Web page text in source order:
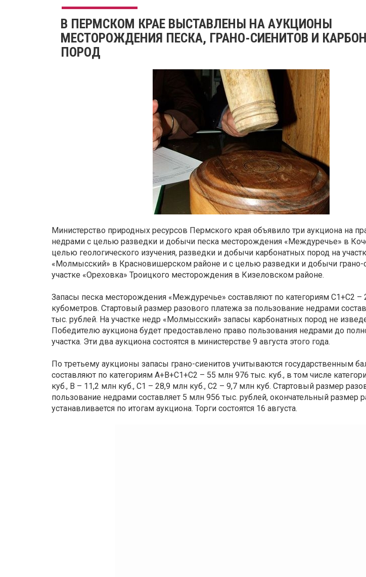
В ПЕРМСКОМ КРАЕ ВЫСТАВЛЕНЫ НА АУКЦИОНЫ
МЕСТОРОЖДЕНИЯ ПЕСКА, ГРАНО-СИЕНИТОВ И
ПОРОД
Министерство природных ресурсов Пермского края объявило три аукциона на
недрами с целью разведки и добычи песка месторождения «Междуречье» в
целью геологического изучения, разведки и добычи карбонатных пород на
«Молмысский» в Красновишерском районе и с целью разведки и добычи грано-
участке «Ореховка» Троицкого месторождения в Кизеловском районе.
Запасы песка месторождения «Междуречье» составляют по категориям С1+С2 –
кубометров. Стартовый размер разового платежа за пользование недрами
тыс. рублей. На участке недр «Молмысский» запасы карбонатных пород не
Победителю аукциона будет предоставлено право пользования недрами до
участка. Эти два аукциона состоятся в министерстве 9 августа этого года.
По третьему аукционы запасы грано-сиенитов учитываются государственным
составляют по категориям А+В+С1+С2 – 55 млн 976 тыс. куб., в том числе
куб., В – 11,2 млн куб., С1 – 28,9 млн куб., С2 – 9,7 млн куб. Стартовый размер
пользование недрами составляет 5 млн 956 тыс. рублей, окончательный размер
устанавливается по итогам аукциона. Торги состоятся 16 августа.